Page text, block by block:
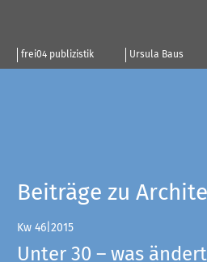
frei04 publizistik Ursula Baus
Beiträge zu
Kw 46|2015
Unter 30 – was